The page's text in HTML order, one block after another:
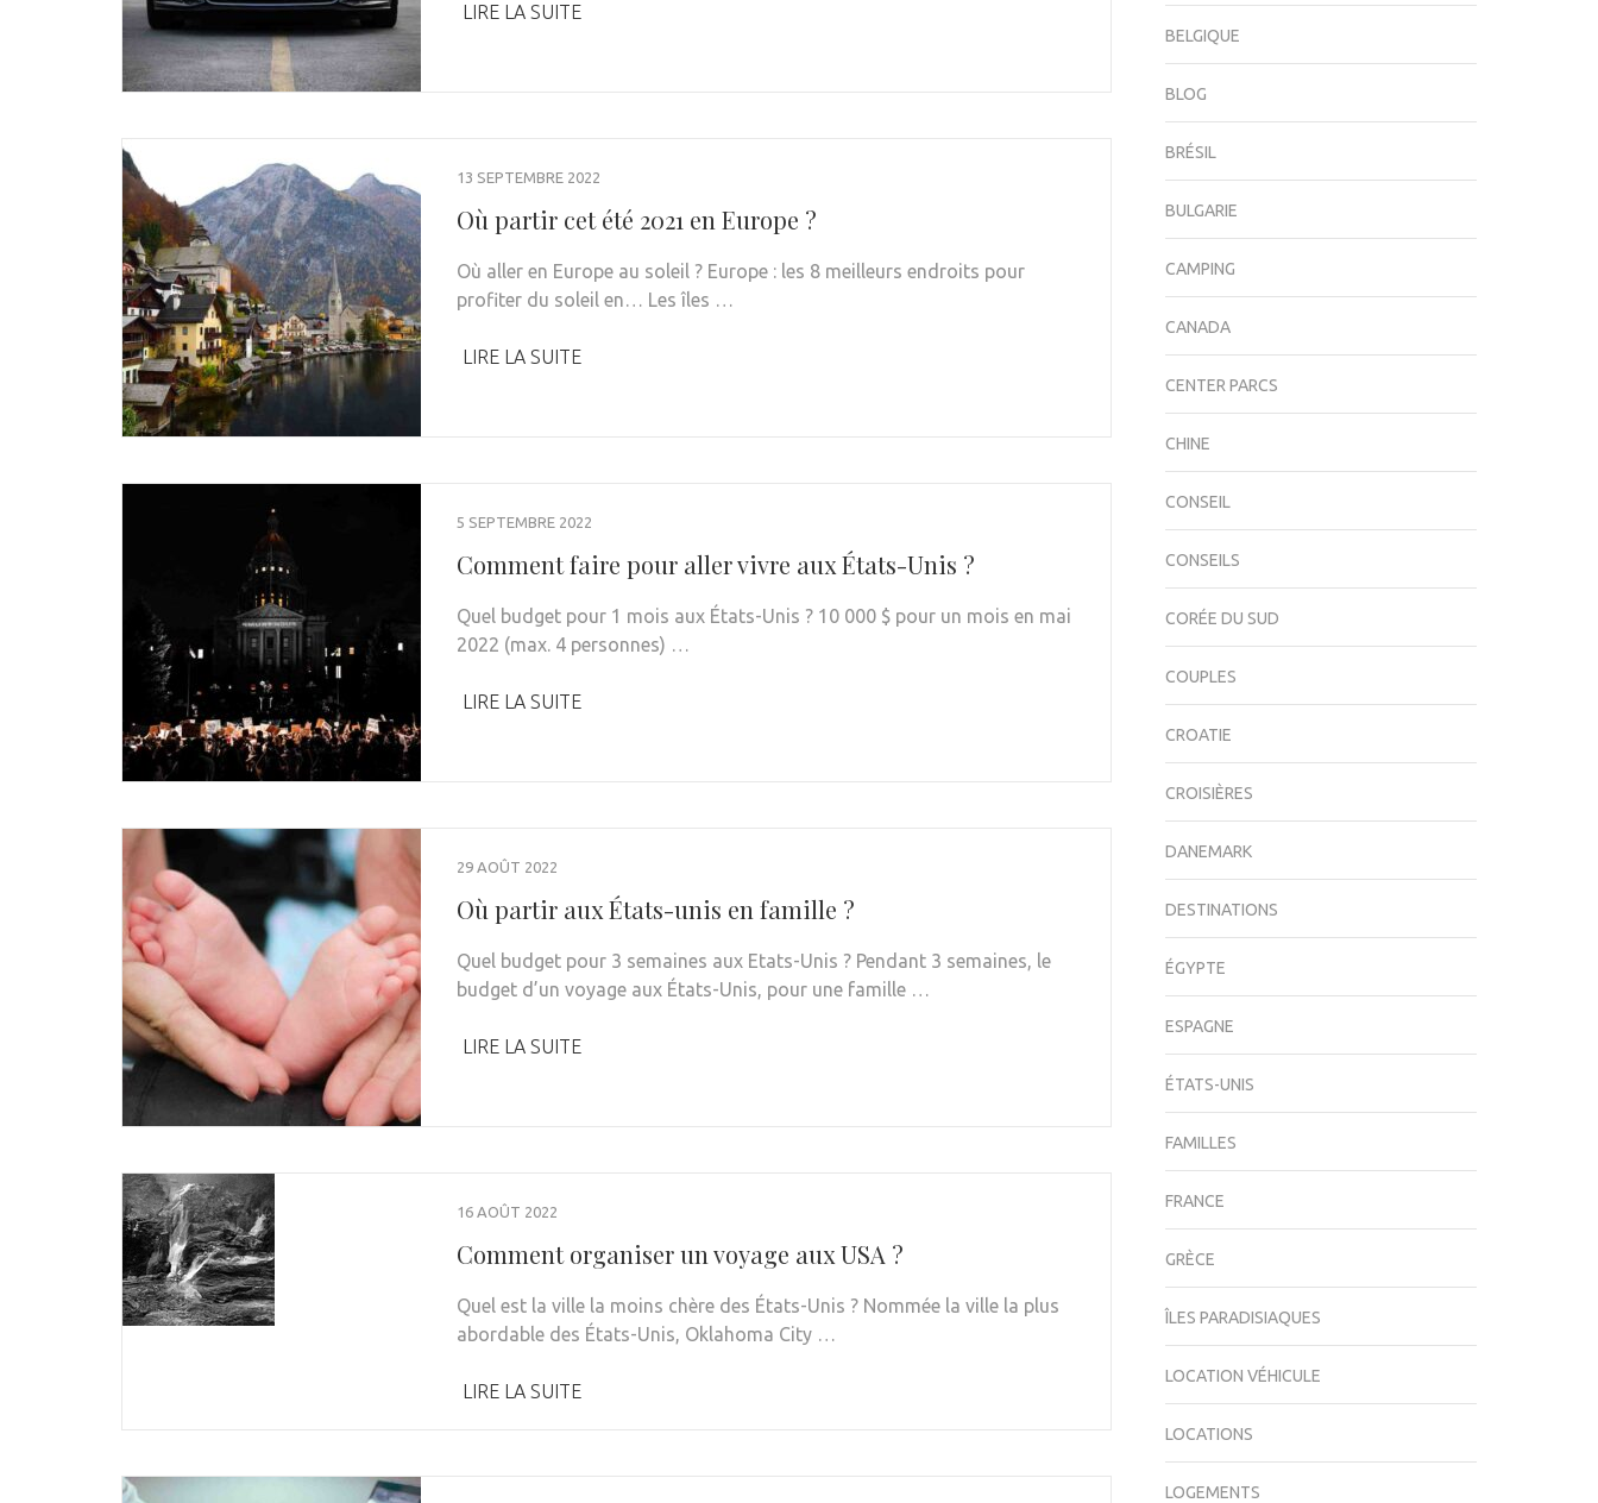
LIRE LA SUITE
13 SEPTEMBRE 2022
Où partir cet été 2021 en Europe ?
Où aller en Europe au soleil ? Europe : les 8 meilleurs endroits pour
profiter du soleil en… Les îles …
LIRE LA SUITE
5 SEPTEMBRE 2022
Comment faire pour aller vivre aux États-Unis ?
Quel budget pour 1 mois aux États-Unis ? 10 000 $ pour un mois en mai
2022 (max. 4 personnes) …
LIRE LA SUITE
29 AOÛT 2022
Où partir aux États-unis en famille ?
Quel budget pour 3 semaines aux Etats-Unis ? Pendant 3 semaines, le
budget d’un voyage aux États-Unis, pour une famille …
LIRE LA SUITE
16 AOÛT 2022
Comment organiser un voyage aux USA ?
Quel est la ville la moins chère des États-Unis ? Nommée la ville la plus
abordable des États-Unis, Oklahoma City …
LIRE LA SUITE
BELGIQUE
BLOG
BRÉSIL
BULGARIE
CAMPING
CANADA
CENTER PARCS
CHINE
CONSEIL
CONSEILS
CORÉE DU SUD
COUPLES
CROATIE
CROISIÈRES
DANEMARK
DESTINATIONS
ÉGYPTE
ESPAGNE
ÉTATS-UNIS
FAMILLES
FRANCE
GRÈCE
ÎLES PARADISIAQUES
LOCATION VÉHICULE
LOCATIONS
LOGEMENTS